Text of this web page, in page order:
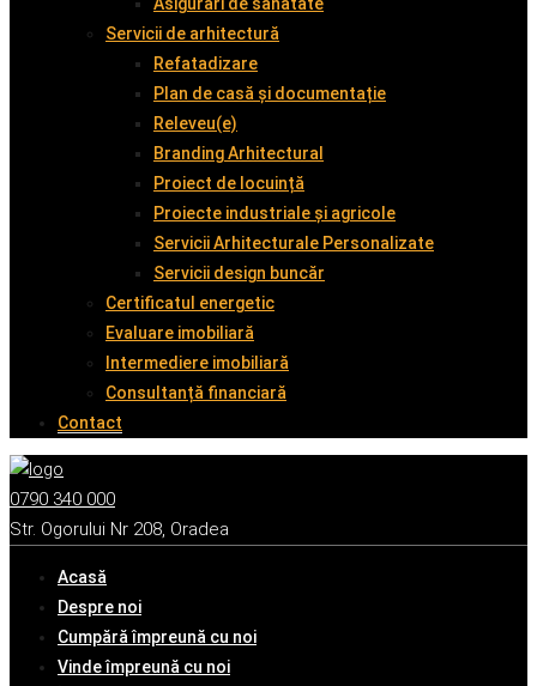
Servicii de arhitectură
Refatadizare
Plan de casă și documentație
Releveu(e)
Branding Arhitectural
Proiect de locuință
Proiecte industriale și agricole
Servicii Arhitecturale Personalizate
Servicii design buncăr
Certificatul energetic
Evaluare imobiliară
Intermediere imobiliară
Consultanță financiară
Contact
0790 340 000
Str. Ogorului Nr 208, Oradea
Acasă
Despre noi
Cumpără împreună cu noi
Vinde împreună cu noi